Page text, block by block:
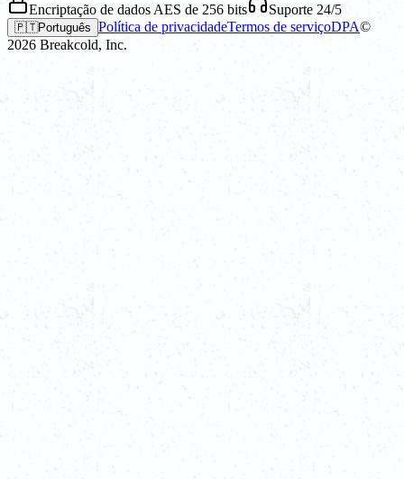
Encriptação de dados AES de 256 bits Suporte 24/5
🇵🇹Português Política de privacidadeTermos de serviçoDPA©
2026 Breakcold, Inc.